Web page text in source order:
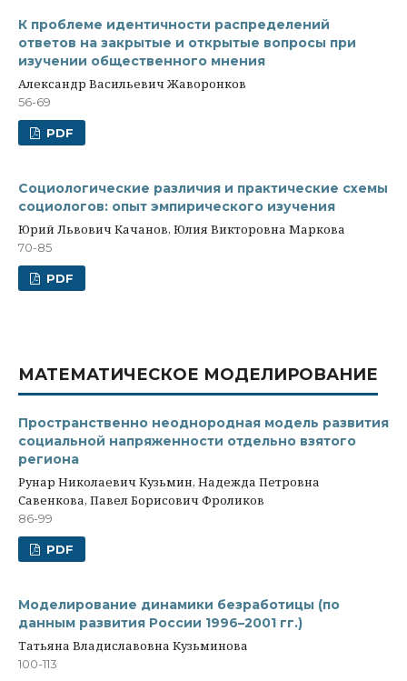
К проблеме идентичности распределений
ответов на закрытые и открытые вопросы при
изучении общественного мнения
Александр Васильевич Жаворонков
56-69
PDF
Социологические различия и практические схемы
социологов: опыт эмпирического изучения
Юрий Львович Качанов, Юлия Викторовна Маркова
70-85
PDF
МАТЕМАТИЧЕСКОЕ МОДЕЛИРОВАНИЕ
Пространственно неоднородная модель развития
социальной напряженности отдельно взятого
региона
Рунар Николаевич Кузьмин, Надежда Петровна
Савенкова, Павел Борисович Фроликов
86-99
PDF
Моделирование динамики безработицы (по
данным развития России 1996–2001 гг.)
Татьяна Владиславовна Кузьминова
100-113